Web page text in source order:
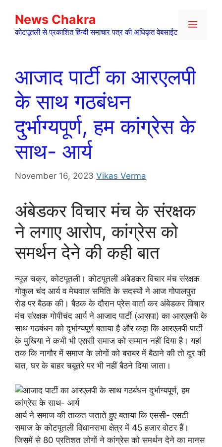
content
News Chakra
कोटपूतली से प्रकाशित हिन्दी समाचार पत्र की अधिकृत वेबसाईट
Menu
आजाद पार्टी का आरएलपी
के साथ गठबंधन
दुर्भाग्यपूर्ण, हम कांग्रेस के
साथ- आर्य
November 16, 2023 Vikas Verma
अंबेडकर विचार मंच के संरक्षक
ने लगाए आरोप, कांग्रेस को
समर्थन देने की कही बात
न्यूज़ चक्र, कोटपूतली। कोटपूतली अंबेडकर विचार मंच संरक्षक
गोकुल चंद आर्य व मेघवाल समिति के सदस्यों ने आज गोपालपुरा
रोड पर बैठक की। बैठक के दौरान प्रेस वार्ता कर अंबेडकर विचार
मंच संरक्षक गोपीचंद आर्य ने आजाद पार्टी (आसपा) का आरएलपी के
साथ गठबंधन को दुर्भाग्यपूर्ण बताया है और कहा कि आरएलपी पार्टी
के मुखिया ने कभी भी एससी समाज को सम्मान नहीं दिया है। यहां
तक कि नागौर में समाज के लोगों को बराबर में बैठाने की तो दूर की
बात, घर के बाहर चबूतरे पर भी नहीं बैठने दिया जाता।
आर्य ने समाज की ताकत जताते हुए बताया कि एससी- एसटी
समाज के कोटपूतली विधानसभा क्षेत्र में 45 हजार वोटर हैं।
जिसमें से 80 प्रतिशत लोगों ने कांग्रेस को समर्थन देने का मानस